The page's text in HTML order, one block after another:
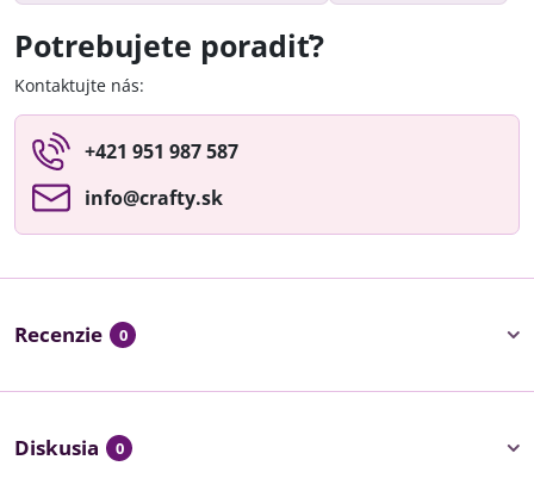
Potrebujete poradiť?
Kontaktujte nás:
+421 951 987 587
info​@crafty​.sk
Recenzie 0
Diskusia 0